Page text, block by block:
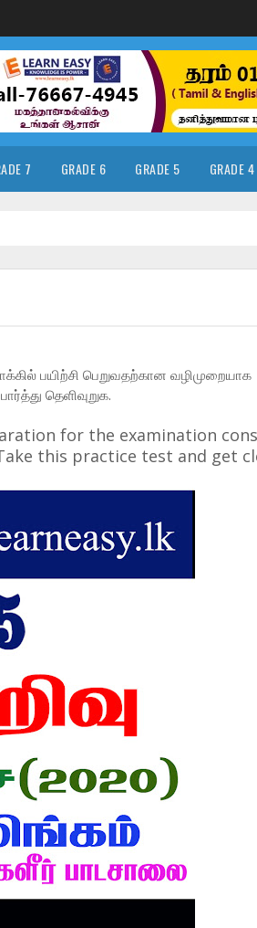
7 GRADE 6 GRADE 5 GRADE 4
பயிற்சி பெறுவதற்கான வழிமுறையாக
தெளிவுறுக.
for the examination
this practice test and get